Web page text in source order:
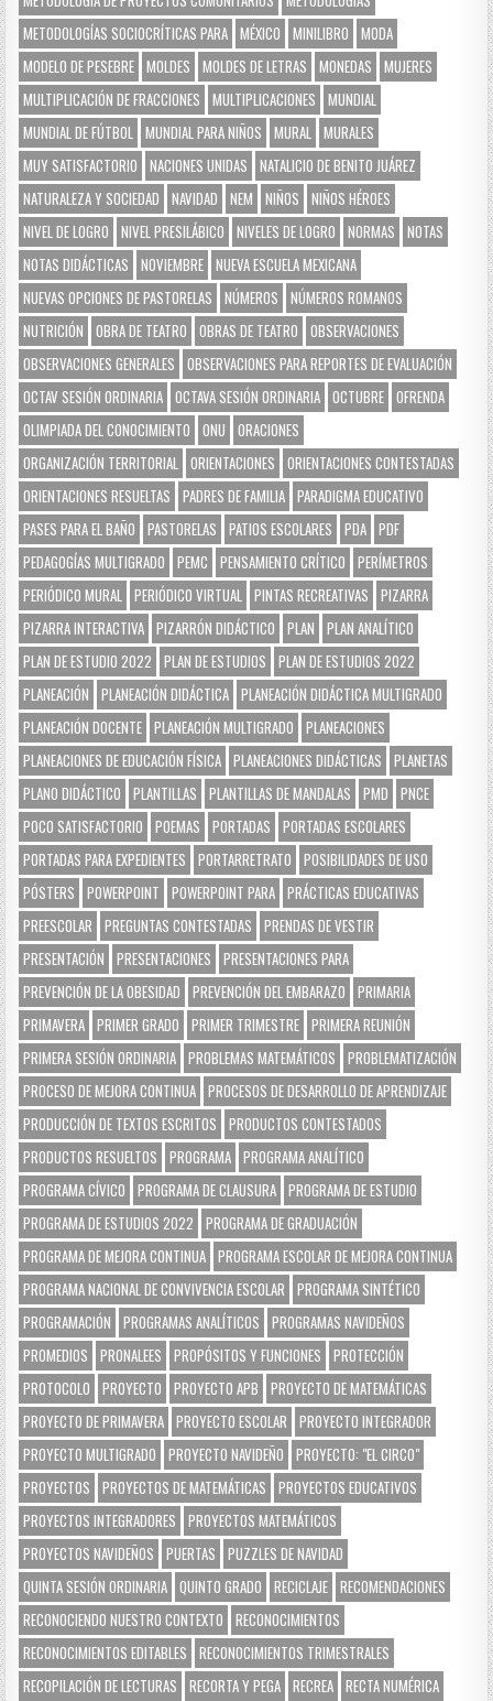
METODOLOGÍAS SOCIOCRÍTICAS PARA MÉXICO MINILIBRO
MODA
MODELO DE PESEBRE MOLDES MOLDES DE LETRAS MONEDAS
MUJERES
MULTIPLICACIÓN DE FRACCIONES
MULTIPLICACIONES
MUNDIAL
MUNDIAL DE FÚTBOL
MUNDIAL PARA NIÑOS MURAL
MURALES
MUY SATISFACTORIO
NACIONES UNIDAS
NATALICIO DE BENITO JUÁREZ
NATURALEZA Y SOCIEDAD
NAVIDAD NEM NIÑOS
NIÑOS HÉROES
NIVEL DE LOGRO
NIVEL PRESILÁBICO NIVELES DE LOGRO NORMAS
NOTAS
NOTAS DIDÁCTICAS
NOVIEMBRE NUEVA ESCUELA MEXICANA
NUEVAS OPCIONES DE PASTORELAS
NÚMEROS
NÚMEROS ROMANOS
NUTRICIÓN
OBRA DE TEATRO OBRAS DE TEATRO
OBSERVACIONES
OBSERVACIONES GENERALES
OBSERVACIONES PARA REPORTES DE EVALUACIÓN
OCTAV SESIÓN ORDINARIA OCTAVA SESIÓN ORDINARIA OCTUBRE OFRENDA
OLIMPIADA DEL CONOCIMIENTO
ONU
ORACIONES
ORGANIZACIÓN TERRITORIAL
ORIENTACIONES
ORIENTACIONES CONTESTADAS
ORIENTACIONES RESUELTAS
PADRES DE FAMILIA PARADIGMA EDUCATIVO
PASES PARA EL BAÑO
PASTORELAS PATIOS ESCOLARES PDA PDF
PEDAGOGÍAS MULTIGRADO
PEMC PENSAMIENTO CRÍTICO
PERÍMETROS
PERIÓDICO MURAL
PERIÓDICO VIRTUAL PINTAS RECREATIVAS
PIZARRA
PIZARRA INTERACTIVA PIZARRÓN DIDÁCTICO PLAN
PLAN ANALÍTICO
PLAN DE ESTUDIO 2022
PLAN DE ESTUDIOS
PLAN DE ESTUDIOS 2022
PLANEACIÓN
PLANEACIÓN DIDÁCTICA PLANEACIÓN DIDÁCTICA MULTIGRADO
PLANEACIÓN DOCENTE PLANEACIÓN MULTIGRADO
PLANEACIONES
PLANEACIONES DE EDUCACIÓN FÍSICA PLANEACIONES DIDÁCTICAS
PLANETAS
PLANO DIDÁCTICO
PLANTILLAS PLANTILLAS DE MANDALAS PMD
PNCE
POCO SATISFACTORIO
POEMAS PORTADAS
PORTADAS ESCOLARES
PORTADAS PARA EXPEDIENTES
PORTARRETRATO
POSIBILIDADES DE USO
PÓSTERS
POWERPOINT POWERPOINT PARA PRÁCTICAS EDUCATIVAS
PREESCOLAR
PREGUNTAS CONTESTADAS
PRENDAS DE VESTIR
PRESENTACIÓN
PRESENTACIONES
PRESENTACIONES PARA
PREVENCIÓN DE LA OBESIDAD
PREVENCIÓN DEL EMBARAZO
PRIMARIA
PRIMAVERA PRIMER GRADO PRIMER TRIMESTRE PRIMERA REUNIÓN
PRIMERA SESIÓN ORDINARIA PROBLEMAS MATEMÁTICOS
PROBLEMATIZACIÓN
PROCESO DE MEJORA CONTINUA PROCESOS DE DESARROLLO DE APRENDIZAJE
PRODUCCIÓN DE TEXTOS ESCRITOS
PRODUCTOS CONTESTADOS
PRODUCTOS RESUELTOS
PROGRAMA PROGRAMA ANALÍTICO
PROGRAMA CÍVICO
PROGRAMA DE CLAUSURA PROGRAMA DE ESTUDIO
PROGRAMA DE ESTUDIOS 2022
PROGRAMA DE GRADUACIÓN
PROGRAMA DE MEJORA CONTINUA PROGRAMA ESCOLAR DE MEJORA CONTINUA
PROGRAMA NACIONAL DE CONVIVENCIA ESCOLAR
PROGRAMA SINTÉTICO
PROGRAMACIÓN
PROGRAMAS ANALÍTICOS
PROGRAMAS NAVIDEÑOS
PROMEDIOS
PRONALEES PROPÓSITOS Y FUNCIONES
PROTECCIÓN
PROTOCOLO
PROYECTO PROYECTO APB
PROYECTO DE MATEMÁTICAS
PROYECTO DE PRIMAVERA PROYECTO ESCOLAR
PROYECTO INTEGRADOR
PROYECTO MULTIGRADO
PROYECTO NAVIDEÑO
PROYECTO: "EL CIRCO"
PROYECTOS
PROYECTOS DE MATEMÁTICAS
PROYECTOS EDUCATIVOS
PROYECTOS INTEGRADORES
PROYECTOS MATEMÁTICOS
PROYECTOS NAVIDEÑOS
PUERTAS
PUZZLES DE NAVIDAD
QUINTA SESIÓN ORDINARIA QUINTO GRADO RECICLAJE RECOMENDACIONES
RECONOCIENDO NUESTRO CONTEXTO
RECONOCIMIENTOS
RECONOCIMIENTOS EDITABLES
RECONOCIMIENTOS TRIMESTRALES
RECOPILACIÓN DE LECTURAS
RECORTA Y PEGA RECREA RECTA NUMÉRICA